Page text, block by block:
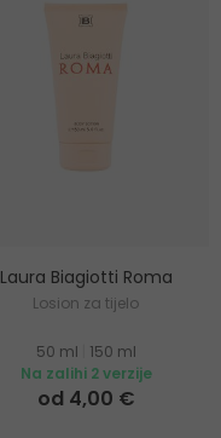
Laura Biagiotti Roma
Losion za tijelo
50 ml
150 ml
Na zalihi 2 verzije
od 4,00 €